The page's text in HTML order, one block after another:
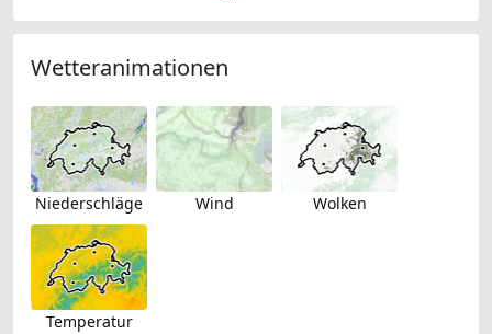
Wetteranimationen
Niederschläge Wind Wolken
Temperatur